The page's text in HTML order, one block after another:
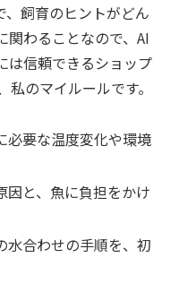
、飼育のヒントがどん
関わることなので、AI
は信頼できるショップ
のマイルールです。
必要な温度変化や環境
因と、魚に負担をかけ
水合わせの手順を、初